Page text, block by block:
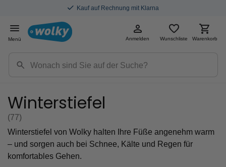
Kauf auf Rechnung mit Klarna
Menü Anmelden Wunschliste Warenkorb
Winterstiefel
(77)
Winterstiefel von Wolky halten Ihre Füße angenehm warm
– und sorgen auch bei Schnee, Kälte und Regen für
komfortables Gehen.